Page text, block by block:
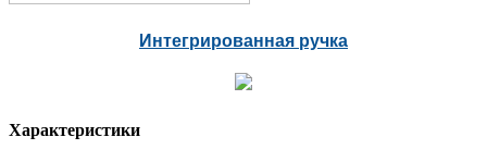
Интегрированная ручка
Характеристики